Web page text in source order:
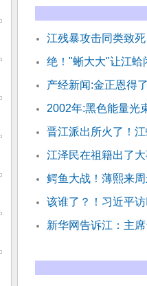
江残暴攻击同类致
绝！"蜥大大"让江蛤
产经新闻:金正恩得
2002年:黑色能量光
晋江派出所火了！
江泽民在祖籍出了
鳄鱼大战！薄熙来
该谁了？！习近平
新华网告诉江：主